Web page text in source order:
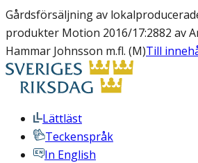
Gårdsförsäljning av
produkter Motion 2016/17:2882 av
Hammar Johnsson m.fl. (M)Till
Lättläst
Teckenspråk
In English